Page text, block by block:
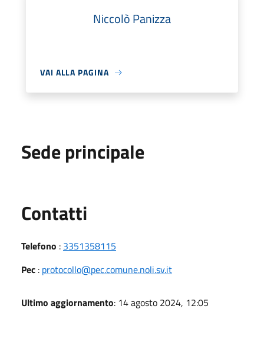
Niccolò Panizza
VAI ALLA PAGINA
Sede principale
Contatti
Telefono : 3351358115
Pec : protocollo@pec.comune.noli.sv.it
Ultimo aggiornamento: 14 agosto 2024, 12:05